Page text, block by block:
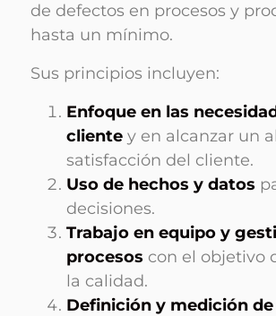
de defectos en procesos y
hasta un mínimo.
Sus principios incluyen:
Enfoque en las
cliente y en alcanzar un
satisfacción del cliente.
Uso de hechos y datos
decisiones.
Trabajo en equipo y
procesos con el objetivo
la calidad.
Definición y medición